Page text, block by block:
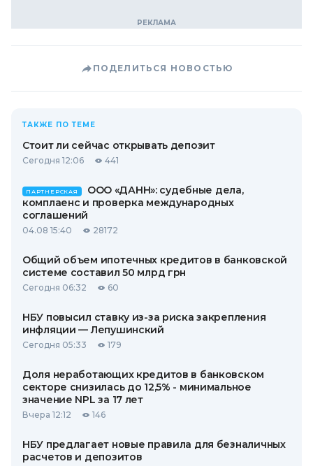
ПОДЕЛИТЬСЯ НОВОСТЬЮ
ТАКЖЕ ПО ТЕМЕ
Стоит ли сейчас открывать депозит
Сегодня 12:06 441
ПАРТНЕРСКАЯ
ООО «ДАНН»: судебные дела,
комплаенс и проверка международных
соглашений
04.08 15:40 28172
Общий объем ипотечных кредитов в банковской
системе составил 50 млрд грн
Сегодня 06:32 60
НБУ повысил ставку из-за риска закрепления
инфляции — Лепушинский
Сегодня 05:33 179
Доля неработающих кредитов в банковском
секторе снизилась до 12,5% - минимальное
значение NPL за 17 лет
Вчера 12:12 146
НБУ предлагает новые правила для безналичных
расчетов и депозитов